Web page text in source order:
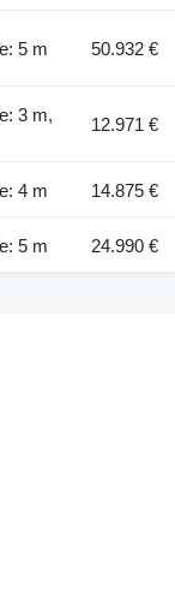
5 m 50.932 €
3 m,
12.971 €
4 m 14.875 €
5 m
24.990 €